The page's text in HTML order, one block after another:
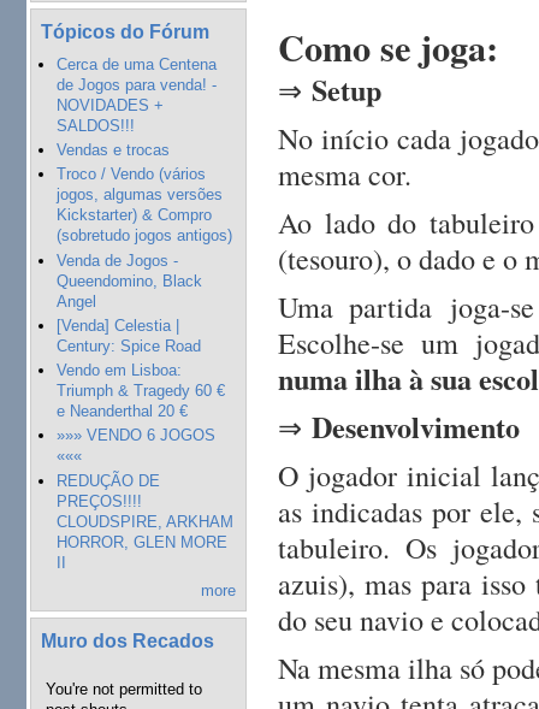
Tópicos do Fórum
Cerca de uma Centena
de Jogos para venda! -
NOVIDADES +
SALDOS!!!
Vendas e trocas
Troco / Vendo (vários
jogos, algumas versões
Kickstarter) & Compro
(sobretudo jogos antigos)
Venda de Jogos -
Queendomino, Black
Angel
[Venda] Celestia |
Century: Spice Road
Vendo em Lisboa:
Triumph & Tragedy 60 €
e Neanderthal 20 €
»»» VENDO 6 JOGOS
«««
REDUÇÃO DE
PREÇOS!!!!
CLOUDSPIRE, ARKHAM
HORROR, GLEN MORE
II
more
Muro dos Recados
You're not permitted to
Como se joga:
⇒Setup
No início cada
mesma cor.
Ao lado do tabuleiro
(tesouro), o dado e o
Uma partida joga-
Escolhe-se um
numa ilha à sua
⇒Desenvolvimento
O jogador inicial
as indicadas por ele,
tabuleiro. Os
azuis), mas para
do seu navio e
Na mesma ilha só